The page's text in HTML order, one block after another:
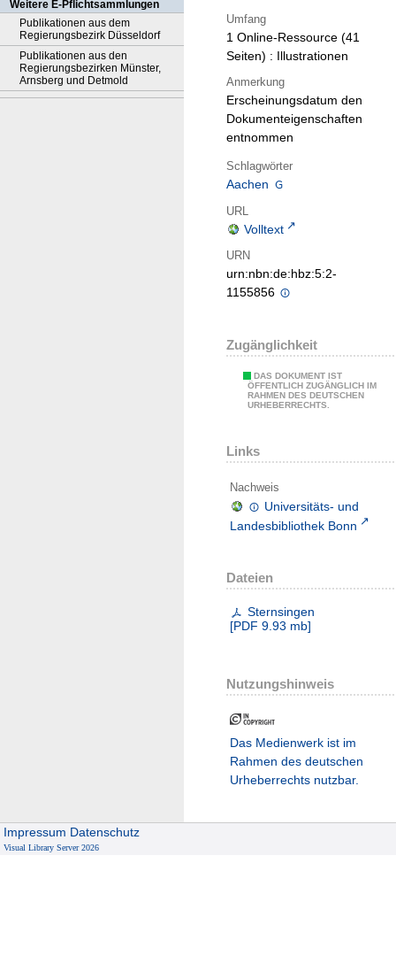
Weitere E-Pflichtsammlungen
Publikationen aus dem
Regierungsbezirk Düsseldorf
Publikationen aus den
Regierungsbezirken Münster,
Arnsberg und Detmold
Umfang
1 Online-Ressource (41
Seiten) : Illustrationen
Anmerkung
Erscheinungsdatum den
Dokumenteigenschaften
entnommen
Schlagwörter
Aachen
URL
Volltext
URN
urn:nbn:de:hbz:5:2-
1155856
Zugänglichkeit
DAS DOKUMENT IST
ÖFFENTLICH ZUGÄNGLICH IM
RAHMEN DES DEUTSCHEN
URHEBERRECHTS.
Links
Nachweis
Universitäts- und
Landesbibliothek Bonn
Dateien
Sternsingen
[PDF 9.93 mb]
Nutzungshinweis
Das Medienwerk ist im
Rahmen des deutschen
Urheberrechts nutzbar.
Impressum Datenschutz
Visual Library Server 2026